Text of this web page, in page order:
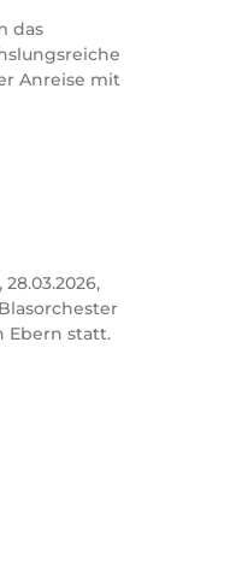
das
Anreise mit
Ebern statt.